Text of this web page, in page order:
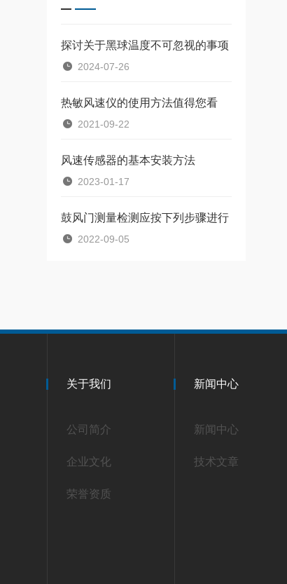
探讨关于黑球温度不可忽视的事项
2024-07-26
热敏风速仪的使用方法值得您看
2021-09-22
风速传感器的基本安装方法
2023-01-17
鼓风门测量检测应按下列步骤进行
2022-09-05
关于我们
公司简介
企业文化
荣誉资质
新闻中心
新闻中心
技术文章